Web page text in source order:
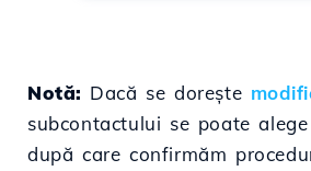
Notă: Dacă se dorește
subcontactului se poate
după care confirmăm